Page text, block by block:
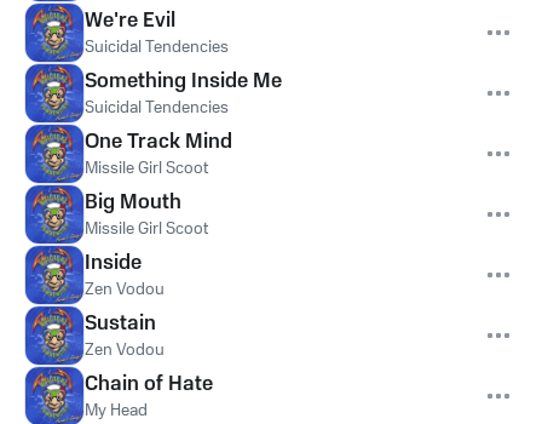
We're Evil
Suicidal Tendencies
Something Inside Me
Suicidal Tendencies
One Track Mind
Missile Girl Scoot
Big Mouth
Missile Girl Scoot
Inside
Zen Vodou
Sustain
Zen Vodou
Chain of Hate
My Head